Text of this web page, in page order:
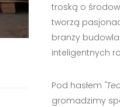
troską o
tworzą
branży
inteligentnych
Pod hasłem
gromadzimy